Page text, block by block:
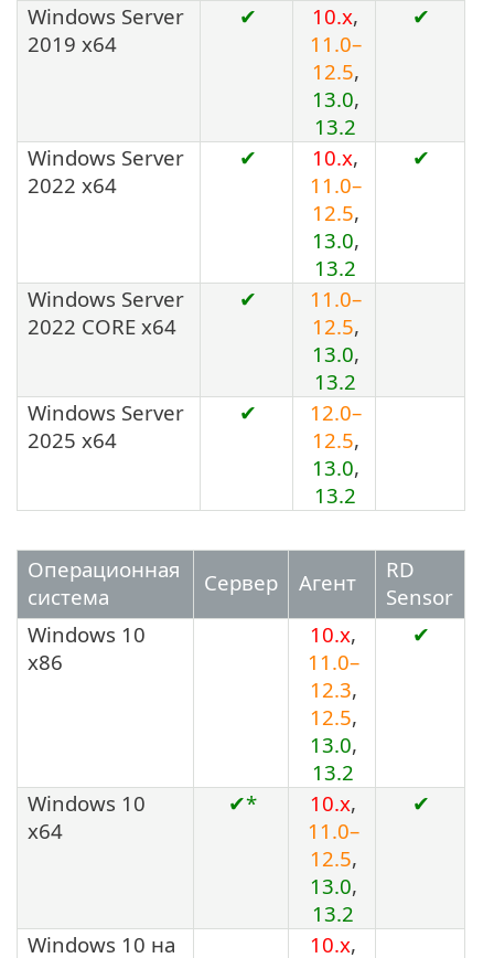
Windows Server
2019 x64
✔ 10.x,
11.0–
12.5,
13.0,
13.2
✔
Windows Server
2022 x64
✔ 10.x,
11.0–
12.5,
13.0,
13.2
✔
Windows Server
2022 CORE x64
✔
11.0–
12.5,
13.0,
13.2
Windows Server
2025 x64
✔
12.0–
12.5,
13.0,
13.2
Операционная
система
Сервер Агент
RD
Sensor
Windows 10
x86
10.x,
11.0–
12.3,
12.5,
13.0,
13.2
✔
Windows 10
x64
✔* 10.x,
11.0–
12.5,
13.0,
13.2
✔
Windows 10 на
10.x,